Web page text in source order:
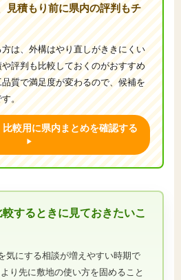
積もり前に県内の評判もチ
は、外構はやり直しがききにくい
評判も比較しておくのがおすすめ
質で満足度が変わるので、候補を
す。
較用に県内まとめを確認する
するときに見ておきたいこ
気にする相談が増えやすい時期で
り先に敷地の使い方を固めること